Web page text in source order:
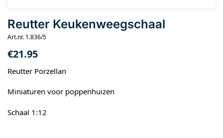
Reutter Keukenweegschaal
Art.nr. 1.836/5
€21.95
Reutter Porzellan
Miniaturen voor poppenhuizen
Schaal 1:12